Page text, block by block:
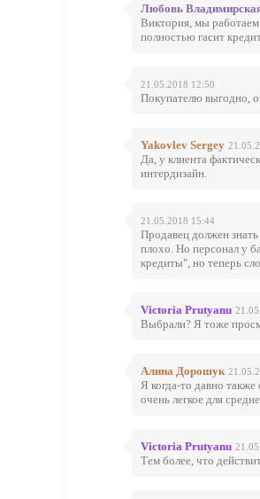
Любовь
Виктория, мы работаем
полностью гасит
21.05.2018 12:50
Покупателю выгодно,
Yakovlev Sergey
Да, у клиента
интердизайн.
21.05.2018 15:44
Продавец должен
плохо. Но персонал у
кредиты", но теперь
Victoria Prutyanu
Выбрали? Я тоже
Алина Дорошук
Я когда-то давно
очень легкое для
Victoria Prutyanu
Тем более, что